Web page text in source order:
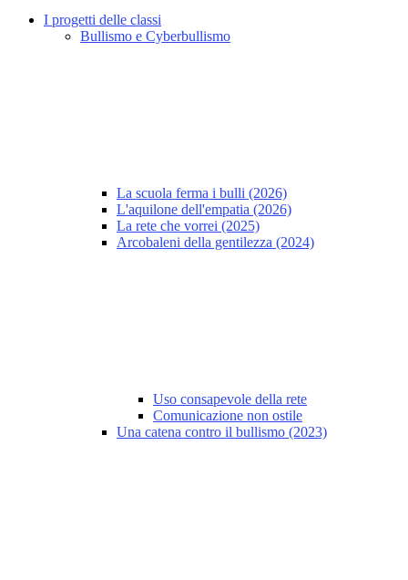
I progetti delle classi
Bullismo e Cyberbullismo
La scuola ferma i bulli (2026)
L'aquilone dell'empatia (2026)
La rete che vorrei (2025)
Arcobaleni della gentilezza (2024)
Uso consapevole della rete
Comunicazione non ostile
Una catena contro il bullismo (2023)